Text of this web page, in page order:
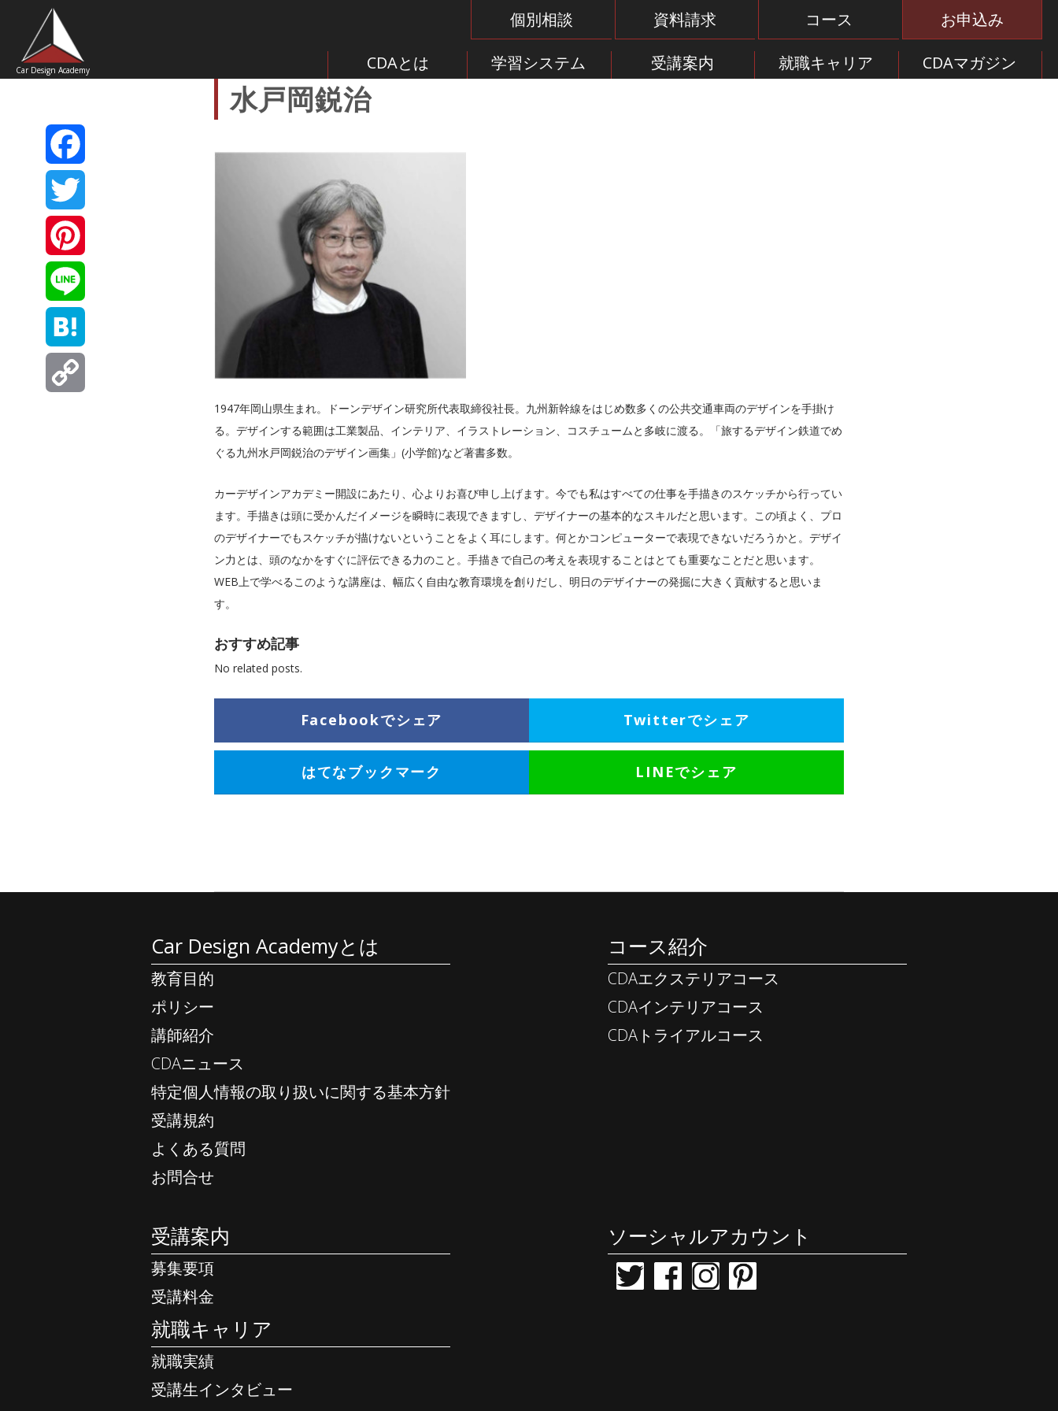
Car Design Academy
個別相談 資料請求 コース お申込み
CDAとは 学習システム 受講案内 就職キャリア CDAマガジン
水戸岡鋭治
1947年岡山県生まれ。ドーンデザイン研究所代表取締役社長。九州新幹線をはじめ数多くの公共交通車両のデザインを手掛け
る。デザインする範囲は工業製品、インテリア、イラストレーション、コスチュームと多岐に渡る。「旅するデザイン鉄道でめ
ぐる九州水戸岡鋭治のデザイン画集」(小学館)など著書多数。
カーデザインアカデミー開設にあたり、心よりお喜び申し上げます。今でも私はすべての仕事を手描きのスケッチから行ってい
ます。手描きは頭に受かんだイメージを瞬時に表現できますし、デザイナーの基本的なスキルだと思います。この頃よく、プロ
のデザイナーでもスケッチが描けないということをよく耳にします。何とかコンピューターで表現できないだろうかと。デザイ
ン力とは、頭のなかをすぐに評伝できる力のこと。手描きで自己の考えを表現することはとても重要なことだと思います。
WEB上で学べるこのような講座は、幅広く自由な教育環境を創りだし、明日のデザイナーの発掘に大きく貢献すると思いま
す。
おすすめ記事
No related posts.
Facebookでシェア Twitterでシェア
はてなブックマーク LINEでシェア
Car Design Academyとは
教育目的
ポリシー
講師紹介
CDAニュース
特定個人情報の取り扱いに関する基本方針
受講規約
よくある質問
お問合せ
コース紹介
CDAエクステリアコース
CDAインテリアコース
CDAトライアルコース
受講案内
募集要項
受講料金
就職キャリア
就職実績
受講生インタビュー
ソーシャルアカウント
Facebook
Twitter
Pinterest
Line
Hatena